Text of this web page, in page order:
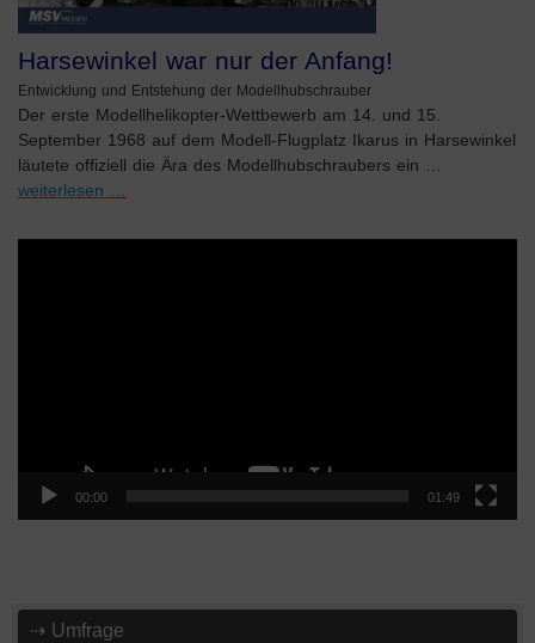
Harsewinkel war nur der Anfang!
Entwicklung und Entstehung der Modellhubschrauber
Der erste Modellhelikopter-Wettbewerb am 14. und 15.
September 1968 auf dem Modell-Flugplatz Ikarus in Harsewinkel
läutete offiziell die Ära des Modellhubschraubers ein …
weiterlesen …
00:00 01:49
⇢ Umfrage